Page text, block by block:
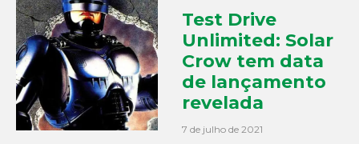
Test Drive
Unlimited: Solar
Crow tem data
de lançamento
revelada
7 de julho de 2021